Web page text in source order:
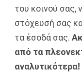
του κοινού σας,
στόχευσή σας
τα έσοδά σας.
από τα
αναλυτικότερα!